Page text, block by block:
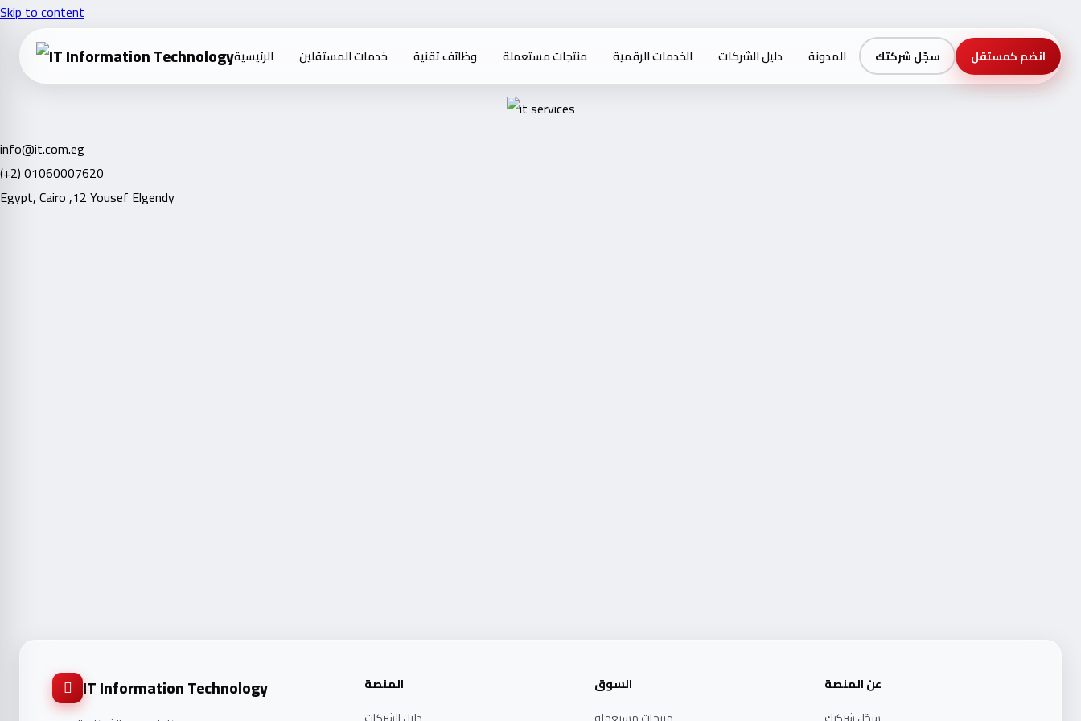
Skip to content
الرئيسية خدمات المستقلين وظائف تقنية منتجات مستعملة الخدمات الرقمية دليل الشركات المدونة سجّل شركتك انضم كمستقل
info@it.com.eg
(+2) 01060007620
Egypt, Cairo ,12 Yousef Elgendy
IT Information Technology المنصة السوق عن المنصة